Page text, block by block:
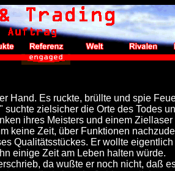
Hand. Es ruckte, brüllte und spie
zielsicher die Orte des Todes
ihres Meisters und einem Ziellaser
keine Zeit, über Funktionen
Qualitätsstückes. Er wollte
einige Zeit am Leben halten würde.
da wußte er noch nicht, daß